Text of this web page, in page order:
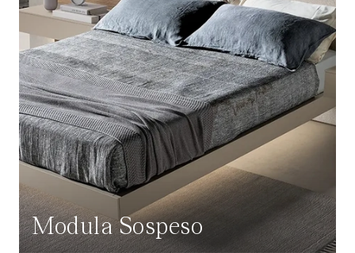
Modula Sospeso